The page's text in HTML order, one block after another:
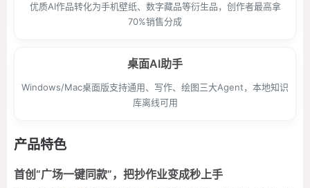
优质AI作品转化为手机壁纸、数字藏品等衍生品，创作者最高拿
70%销售分成
桌面AI助手
Windows/Mac桌面版支持通用、写作、绘图三大Agent，本地知识
库离线可用
产品特色
首创“广场一键同款”，把抄作业变成秒上手